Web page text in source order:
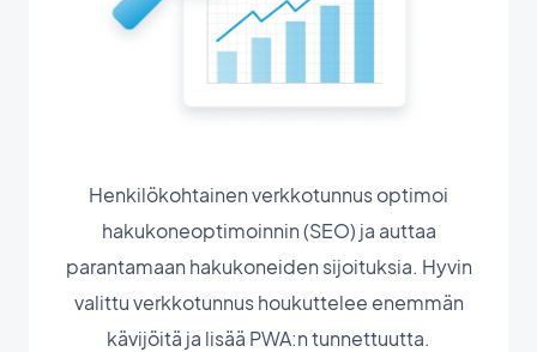
Henkilökohtainen verkkotunnus optimoi
hakukoneoptimoinnin (SEO) ja auttaa
parantamaan hakukoneiden sijoituksia. Hyvin
valittu verkkotunnus houkuttelee enemmän
kävijöitä ja lisää PWA:n tunnettuutta.